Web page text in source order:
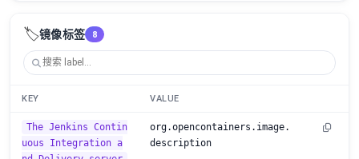
🏷️镜像标签 8
KEY VALUE
The Jenkins Contin
uous Integration a
org.opencontainers.image.
description